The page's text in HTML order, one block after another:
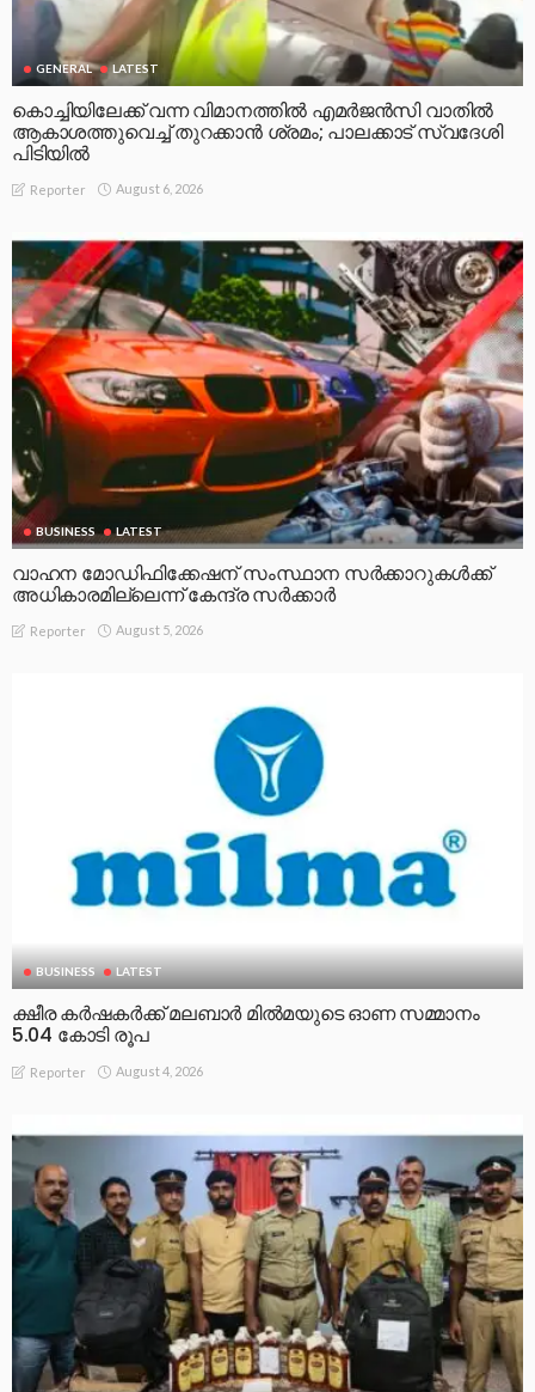
GENERAL LATEST
കൊച്ചിയിലേക്ക് വന്ന വിമാനത്തിൽ എമർജൻസി വാതിൽ
ആകാശത്തുവെച്ച് തുറക്കാൻ ശ്രമം; പാലക്കാട് സ്വദേശി
പിടിയിൽ
Reporter August 6, 2026
BUSINESS LATEST
വാഹന മോഡിഫിക്കേഷന് സംസ്ഥാന സർക്കാറുകൾക്ക്
അധികാരമില്ലെന്ന് കേന്ദ്ര സർക്കാർ
Reporter August 5, 2026
BUSINESS LATEST
ക്ഷീര കര്‍ഷകര്‍ക്ക് മലബാര്‍ മില്‍മയുടെ ഓണ സമ്മാനം
5.04 കോടി രൂപ
Reporter August 4, 2026